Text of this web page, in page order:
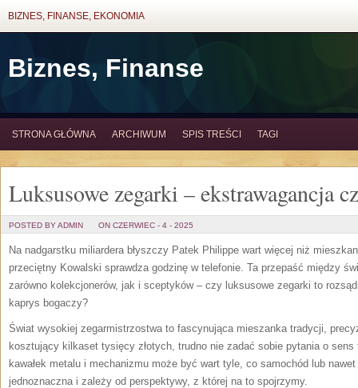
BIZNES, FINANSE, EKONOMIA
Biznes, Finanse
STRONA GŁÓWNA ARCHIWUM SPIS TREŚCI TAGI
Luksusowe zegarki – ekstrawagancja
POSTED BY ADMIN ON CZERWIEC - 4 - 2025
Na nadgarstku miliardera błyszczy Patek Philippe wart więcej niż
przeciętny Kowalski sprawdza godzinę w telefonie. Ta przepaść między
zarówno kolekcjonerów, jak i sceptyków – czy luksusowe zegarki to
kaprys bogaczy?
Świat wysokiej zegarmistrzostwa to fascynująca mieszanka tradycji,
kosztujący kilkaset tysięcy złotych, trudno nie zadać sobie pytania o
kawałek metalu i mechanizmu może być wart tyle, co samochód lub
jednoznaczna i zależy od perspektywy, z której na to spojrzymy.